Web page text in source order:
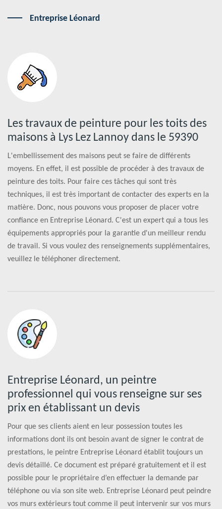
Entreprise Léonard
Les travaux de peinture pour les toits des
maisons à Lys Lez Lannoy dans le 59390
L'embellissement des maisons peut se faire de différents
moyens. En effet, il est possible de procéder à des travaux de
peinture des toits. Pour faire ces tâches qui sont très
techniques, il est très important de contacter des experts en la
matière. Donc, nous pouvons vous proposer de placer votre
confiance en Entreprise Léonard. C'est un expert qui a tous les
équipements appropriés pour la garantie d'un meilleur rendu
de travail. Si vous voulez des renseignements supplémentaires,
veuillez le téléphoner directement.
Entreprise Léonard, un peintre
professionnel qui vous renseigne sur ses
prix en établissant un devis
Pour que ses clients aient en leur possession toutes les
informations dont ils ont besoin avant de signer le contrat de
prestations, le peintre Entreprise Léonard établit toujours un
devis détaillé. Ce document est préparé gratuitement et il est
possible pour le propriétaire d’en effectuer la demande par
téléphone ou via son site web. Entreprise Léonard peut peindre
vos murs extérieurs tout comme il peut intervenir sur vos murs